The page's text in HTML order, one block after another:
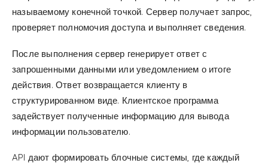
называемому конечной точкой. Сервер получает запрос,
проверяет полномочия доступа и выполняет сведения.
После выполнения сервер генерирует ответ с
запрошенными данными или уведомлением о итоге
действия. Ответ возвращается клиенту в
структурированном виде. Клиентское программа
задействует полученные информацию для вывода
информации пользователю.
API дают формировать блочные системы, где каждый